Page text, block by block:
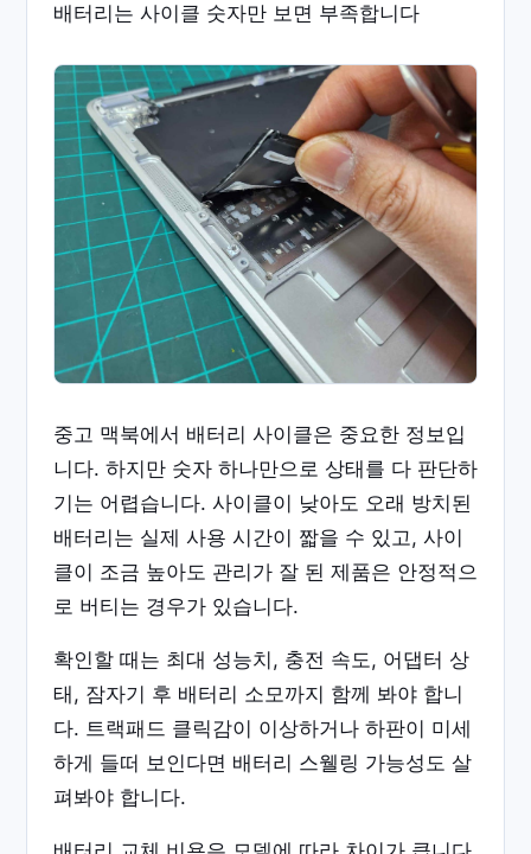
배터리는 사이클 숫자만 보면 부족합니다
중고 맥북에서 배터리 사이클은 중요한 정보입
니다. 하지만 숫자 하나만으로 상태를 다 판단하
기는 어렵습니다. 사이클이 낮아도 오래 방치된
배터리는 실제 사용 시간이 짧을 수 있고, 사이
클이 조금 높아도 관리가 잘 된 제품은 안정적으
로 버티는 경우가 있습니다.
확인할 때는 최대 성능치, 충전 속도, 어댑터 상
태, 잠자기 후 배터리 소모까지 함께 봐야 합니
다. 트랙패드 클릭감이 이상하거나 하판이 미세
하게 들떠 보인다면 배터리 스웰링 가능성도 살
펴봐야 합니다.